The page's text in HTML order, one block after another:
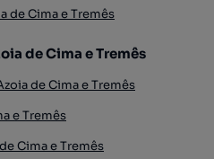
de Cima e Tremês
de Cima e Tremês
de Cima e Tremês
e Tremês
Cima e Tremês